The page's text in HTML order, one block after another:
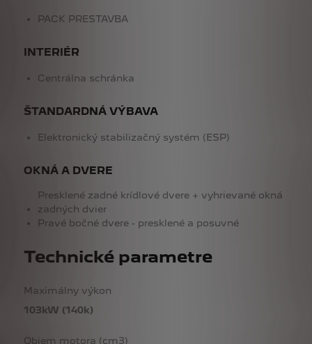
PACK PRESTAVBA
INTERIÉR
Centrálna schránka
ŠTANDARDNÁ VÝBAVA
Elektronický stabilizačný systém (ESP)
OKNÁ A DVERE
Presklené zadné krídlové dvere + vyhrievané okná
zadných dvier
Pravé bočné dvere - presklené a posuvné
Technické parametre
Maximálny výkon
103kW (140k)
Objem motora (cm3)